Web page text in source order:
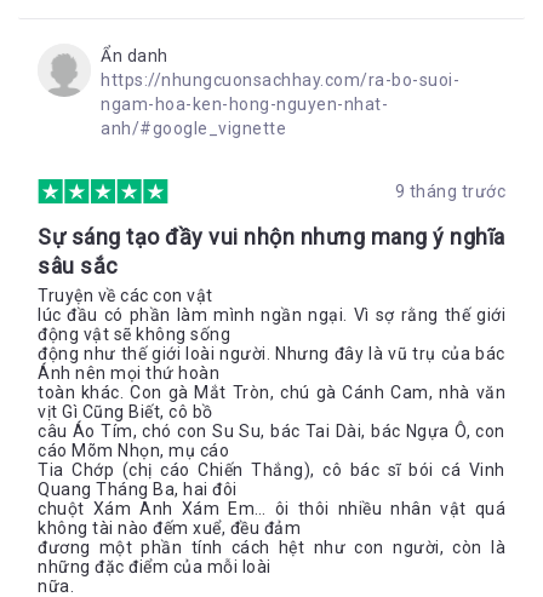
Ẩn danh
https://nhungcuonsachhay.com/ra-bo-suoi-
ngam-hoa-ken-hong-nguyen-nhat-
anh/#google_vignette
9 tháng trước
Sự sáng tạo đầy vui nhộn nhưng mang ý nghĩa
sâu sắc
Truyện về các con vật
lúc đầu có phần làm mình ngần ngại. Vì sợ rằng thế giới
động vật sẽ không sống
động như thế giới loài người. Nhưng đây là vũ trụ của bác
Ánh nên mọi thứ hoàn
toàn khác. Con gà Mắt Tròn, chú gà Cánh Cam, nhà văn
vịt Gì Cũng Biết, cô bồ
câu Áo Tím, chó con Su Su, bác Tai Dài, bác Ngựa Ô, con
cáo Mõm Nhọn, mụ cáo
Tia Chớp (chị cáo Chiến Thắng), cô bác sĩ bói cá Vinh
Quang Tháng Ba, hai đôi
chuột Xám Anh Xám Em… ôi thôi nhiều nhân vật quá
không tài nào đếm xuể, đều đảm
đương một phần tính cách hệt như con người, còn là
những đặc điểm của mỗi loài
nữa.